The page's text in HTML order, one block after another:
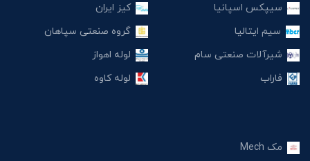
سیپکس اسپانیا
سیم ایتالیا
شیرآلات صنعتی سام
فاراب
کیز ایران
گروه صنعتی سپاهان
لوله اهواز
لوله کاوه
مک Mech